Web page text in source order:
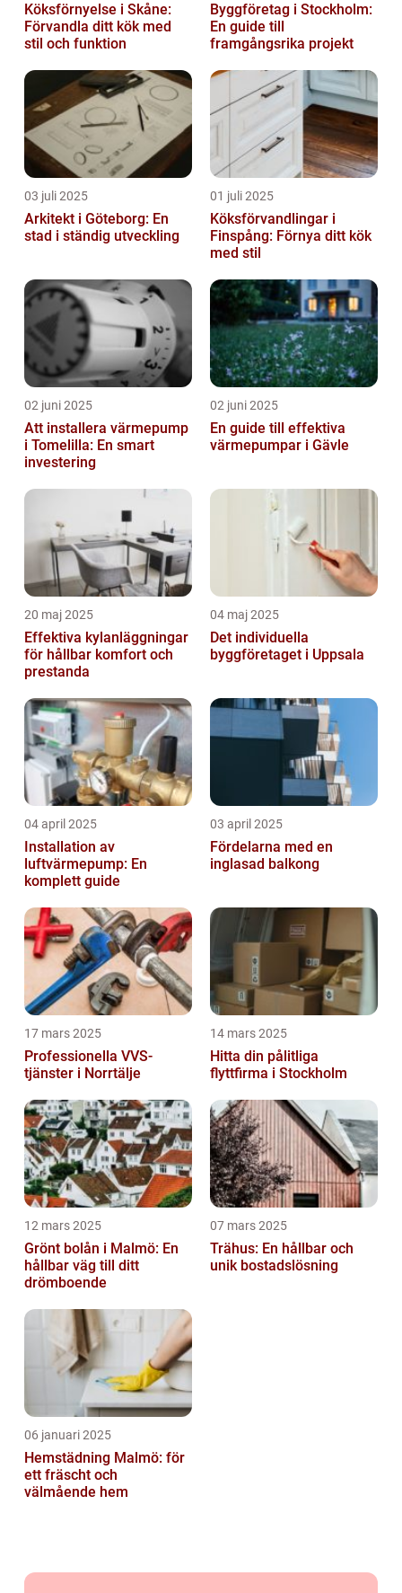
Köksförnyelse i Skåne:
Förvandla ditt kök med
stil och funktion
Byggföretag i Stockholm:
En guide till
framgångsrika projekt
03 juli 2025
Arkitekt i Göteborg: En
stad i ständig utveckling
01 juli 2025
Köksförvandlingar i
Finspång: Förnya ditt kök
med stil
02 juni 2025
Att installera värmepump
i Tomelilla: En smart
investering
02 juni 2025
En guide till effektiva
värmepumpar i Gävle
20 maj 2025
Effektiva kylanläggningar
för hållbar komfort och
prestanda
04 maj 2025
Det individuella
byggföretaget i Uppsala
04 april 2025
Installation av
luftvärmepump: En
komplett guide
03 april 2025
Fördelarna med en
inglasad balkong
17 mars 2025
Professionella VVS-
tjänster i Norrtälje
14 mars 2025
Hitta din pålitliga
flyttfirma i Stockholm
12 mars 2025
Grönt bolån i Malmö: En
hållbar väg till ditt
drömboende
07 mars 2025
Trähus: En hållbar och
unik bostadslösning
06 januari 2025
Hemstädning Malmö: för
ett fräscht och
välmående hem